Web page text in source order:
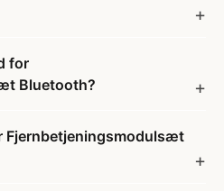
for
Bluetooth?
Fjernbetjeningsmodulsæt